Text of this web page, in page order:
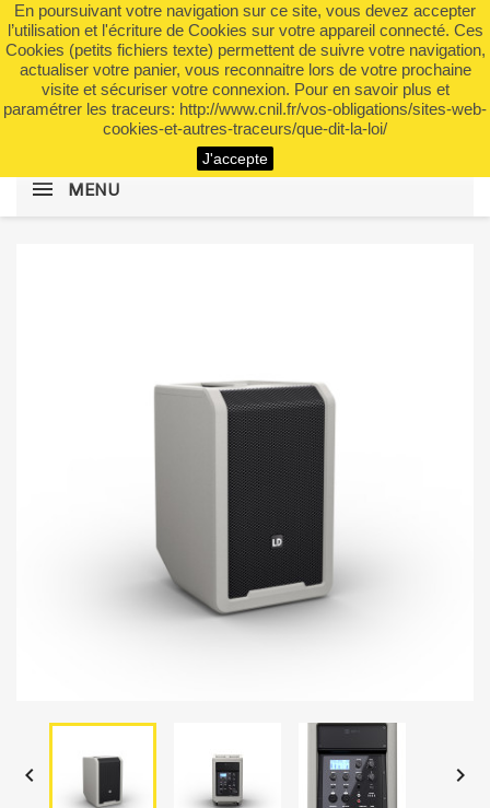
En poursuivant votre navigation sur ce site, vous devez accepter
l’utilisation et l'écriture de Cookies sur votre appareil connecté. Ces
Cookies (petits fichiers texte) permettent de suivre votre navigation,
actualiser votre panier, vous reconnaitre lors de votre prochaine
visite et sécuriser votre connexion. Pour en savoir plus et
paramétrer les traceurs: http://www.cnil.fr/vos-obligations/sites-web-
cookies-et-autres-traceurs/que-dit-la-loi/
J'accepte
 shopping_cart (0)

search
MENU
 